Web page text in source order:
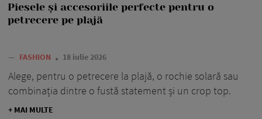
Piesele și accesoriile perfecte pentru o
petrecere pe plajă
— FASHION 18 iulie 2026
Alege, pentru o petrecere la plajă, o rochie solară sau
combinația dintre o fustă statement și un crop top.
+ MAI MULTE